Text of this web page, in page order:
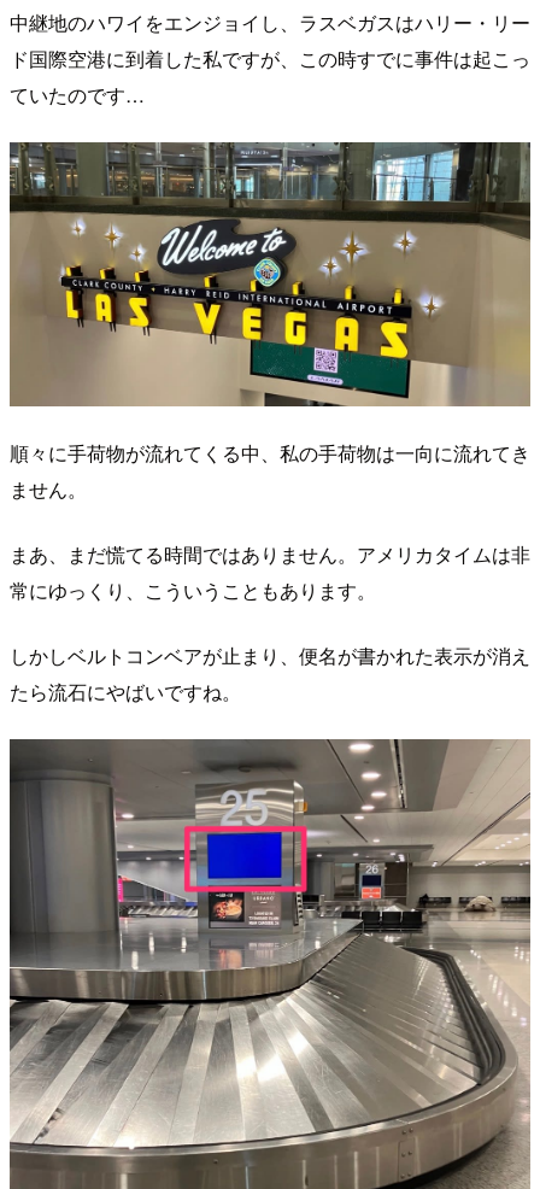
中継地のハワイをエンジョイし、ラスベガスはハリー・リー
ド国際空港に到着した私ですが、この時すでに事件は起こっ
ていたのです…
順々に手荷物が流れてくる中、私の手荷物は一向に流れてき
ません。
まあ、まだ慌てる時間ではありません。アメリカタイムは非
常にゆっくり、こういうこともあります。
しかしベルトコンベアが止まり、便名が書かれた表示が消え
たら流石にやばいですね。